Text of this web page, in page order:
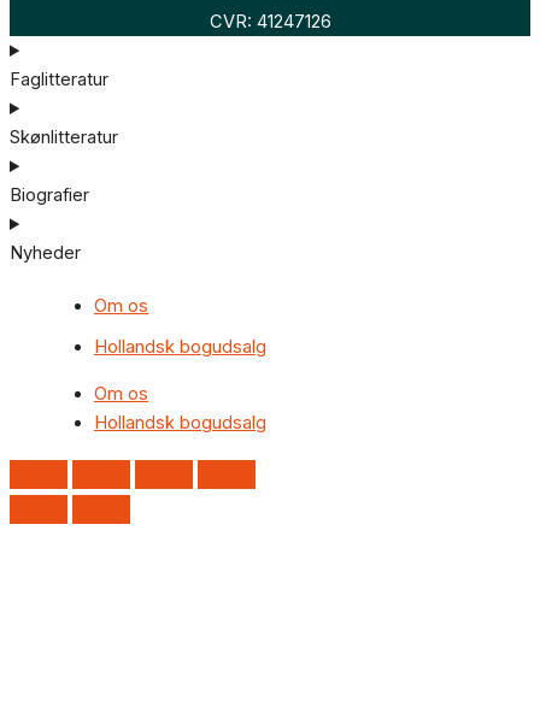
CVR: 41247126
Faglitteratur
Skønlitteratur
Biografier
Nyheder
Om os
Hollandsk bogudsalg
Om os
Hollandsk bogudsalg